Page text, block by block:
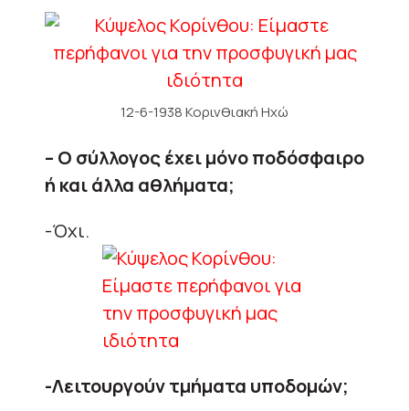
12-6-1938 Κορινθιακή Ηχώ
– Ο σύλλογος έχει μόνο ποδόσφαιρο
ή και άλλα αθλήματα;
-Όχι.
-Λειτουργούν τμήματα υποδομών;